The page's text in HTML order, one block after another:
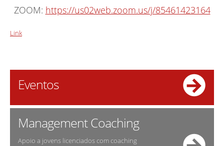
ZOOM: https://us02web.zoom.us/j/85461423164
Link
Eventos
Management Coaching
Apoio a jovens licenciados com coaching